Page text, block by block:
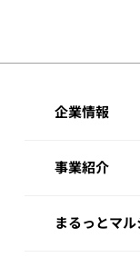
インテッ
へお立ち
ました。
ンについ
企業情報
事業紹介
まるっとマル